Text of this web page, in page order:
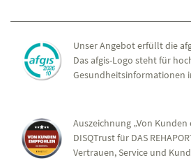
Unser Angebot erfüllt die
Das afgis-Logo steht für
Gesundheitsinformationen
Auszeichnung „Von
DISQTrust für DAS
Vertrauen, Service und